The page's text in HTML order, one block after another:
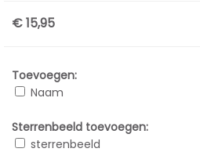
€ 15,95
Toevoegen:
Naam
Sterrenbeeld toevoegen:
sterrenbeeld